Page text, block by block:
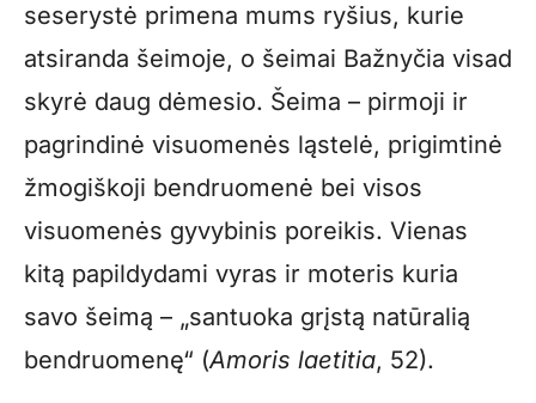
seserystė primena mums ryšius, kurie
atsiranda šeimoje, o šeimai Bažnyčia visad
skyrė daug dėmesio. Šeima – pirmoji ir
pagrindinė visuomenės ląstelė, prigimtinė
žmogiškoji bendruomenė bei visos
visuomenės gyvybinis poreikis. Vienas
kitą papildydami vyras ir moteris kuria
savo šeimą – „santuoka grįstą natūralią
bendruomenę“ (Amoris laetitia, 52).